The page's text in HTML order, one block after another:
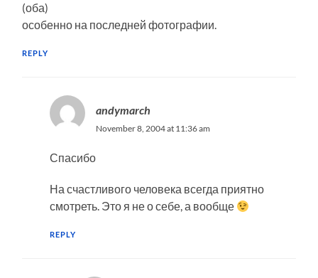
(оба)
особенно на последней фотографии.
REPLY
andymarch
November 8, 2004 at 11:36 am
Спасибо
На счастливого человека всегда приятно
смотреть. Это я не о себе, а вообще
REPLY